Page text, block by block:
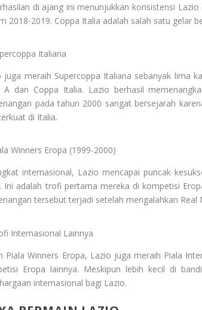
di ajang ini menunjukkan konsistensi
2018-2019. Coppa Italia adalah salah satu gelar
Italiana
juga meraih Supercoppa Italiana sebanyak lima
A dan Coppa Italia. Lazio berhasil
pada tahun 2000 sangat bersejarah
di Italia.
Winners Eropa (1999-2000)
internasional, Lazio mencapai puncak
Ini adalah trofi pertama mereka di kompetisi
tersebut terjadi setelah mengalahkan Real
Internasional Lainnya
Piala Winners Eropa, Lazio juga meraih Piala
Eropa lainnya. Meskipun lebih kecil di
internasional bagi Lazio.